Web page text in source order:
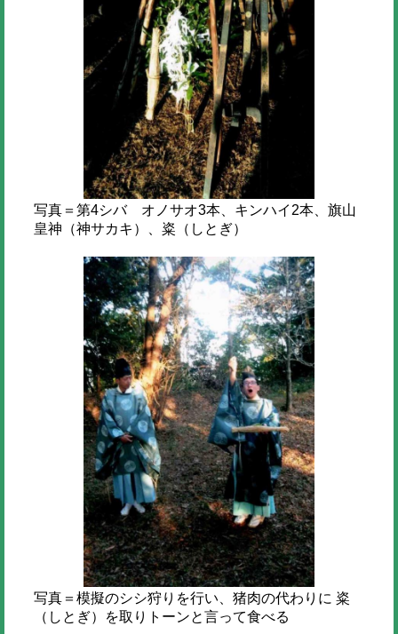
写真＝第4シバ オノサオ3本、キンハイ2本、旗山
皇神（神サカキ）、粢（しとぎ）
写真＝模擬のシシ狩りを行い、猪肉の代わりに 粢
（しとぎ）を取りトーンと言って食べる